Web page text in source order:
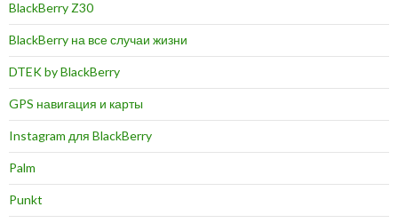
BlackBerry Z30
BlackBerry на все случаи жизни
DTEK by BlackBerry
GPS навигация и карты
Instagram для BlackBerry
Palm
Punkt